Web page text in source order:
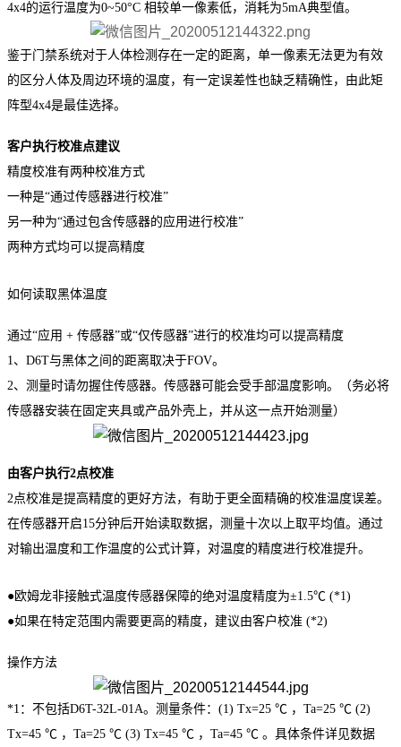
4x4的运行温度为0~50°C 相较单一像素低，消耗为5mA典型值。
鉴于门禁系统对于人体检测存在一定的距离，单一像素无法更为有效
的区分人体及周边环境的温度，有一定误差性也缺乏精确性，由此矩
阵型4x4是最佳选择。
客户执行校准点建议
精度校准有两种校准方式
一种是“通过传感器进行校准”
另一种为“通过包含传感器的应用进行校准”
两种方式均可以提高精度
如何读取黑体温度
通过“应用 + 传感器”或“仅传感器”进行的校准均可以提高精度
1、D6T与黑体之间的距离取决于FOV。
2、测量时请勿握住传感器。传感器可能会受手部温度影响。（务必将
传感器安装在固定夹具或产品外壳上，并从这一点开始测量）
由客户执行2点校准
2点校准是提高精度的更好方法，有助于更全面精确的校准温度误差。
在传感器开启15分钟后开始读取数据，测量十次以上取平均值。通过
对输出温度和工作温度的公式计算，对温度的精度进行校准提升。
●欧姆龙非接触式温度传感器保障的绝对温度精度为±1.5℃ (*1)
●如果在特定范围内需要更高的精度，建议由客户校准 (*2)
操作方法
*1：不包括D6T-32L-01A。测量条件：(1) Tx=25 ℃ ，Ta=25 ℃ (2)
Tx=45 ℃ ，Ta=25 ℃ (3) Tx=45 ℃ ，Ta=45 ℃ 。具体条件详见数据